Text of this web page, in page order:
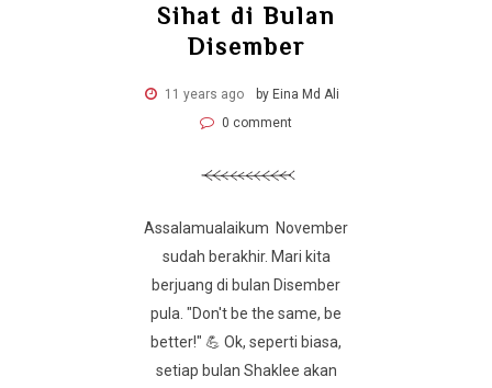
Sihat di Bulan
Disember
11 years ago
by Eina Md Ali
0 comment
Assalamualaikum November
sudah berakhir. Mari kita
berjuang di bulan Disember
pula. "Don't be the same, be
better!" 💪 Ok, seperti biasa,
setiap bulan Shaklee akan